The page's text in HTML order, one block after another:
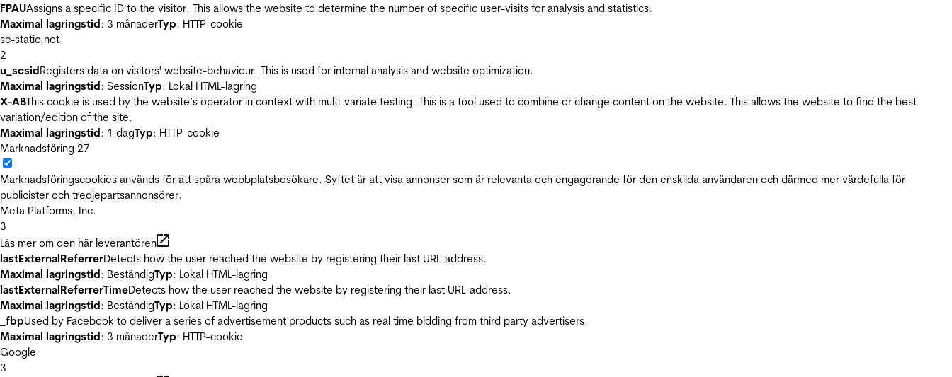
FPAUAssigns a specific ID to the visitor. This allows the website to determine the number of specific user-visits for analysis and statistics.
Maximal lagringstid: 3 månaderTyp: HTTP-cookie
sc-static.net
2
u_scsidRegisters data on visitors' website-behaviour. This is used for internal analysis and website optimization.
Maximal lagringstid: SessionTyp: Lokal HTML-lagring
X-ABThis cookie is used by the website’s operator in context with multi-variate testing. This is a tool used to combine or change content on the website. This allows the website to find the best
variation/edition of the site.
Maximal lagringstid: 1 dagTyp: HTTP-cookie
Marknadsföring 27
Marknadsföringscookies används för att spåra webbplatsbesökare. Syftet är att visa annonser som är relevanta och engagerande för den enskilda användaren och därmed mer värdefulla för
publicister och tredjepartsannonsörer.
Meta Platforms, Inc.
3
Läs mer om den här leverantören
lastExternalReferrerDetects how the user reached the website by registering their last URL-address.
Maximal lagringstid: BeständigTyp: Lokal HTML-lagring
lastExternalReferrerTimeDetects how the user reached the website by registering their last URL-address.
Maximal lagringstid: BeständigTyp: Lokal HTML-lagring
_fbpUsed by Facebook to deliver a series of advertisement products such as real time bidding from third party advertisers.
Maximal lagringstid: 3 månaderTyp: HTTP-cookie
Google
3